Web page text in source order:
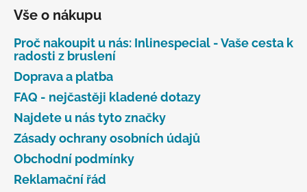
Vše o nákupu
Proč nakoupit u nás: Inlinespecial - Vaše cesta k
radosti z bruslení
Doprava a platba
FAQ - nejčastěji kladené dotazy
Najdete u nás tyto značky
Zásady ochrany osobních údajů
Obchodní podmínky
Reklamační řád